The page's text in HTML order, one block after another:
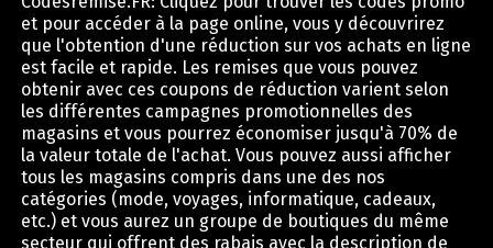
et pour accéder à la page online, vous y découvrirez
que l'obtention d'une réduction sur vos achats en ligne
est facile et rapide. Les remises que vous pouvez
obtenir avec ces coupons de réduction varient selon
les différentes campagnes promotionnelles des
magasins et vous pourrez économiser jusqu'à 70% de
la valeur totale de l'achat. Vous pouvez aussi afficher
tous les magasins compris dans une des nos
catégories (mode, voyages, informatique, cadeaux,
etc.) et vous aurez un groupe de boutiques du même
secteur qui offrent des rabais avec la description de